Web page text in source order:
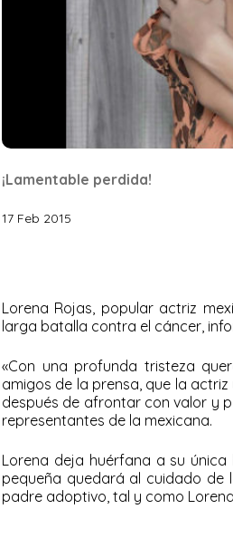
¡Lamentable perdida!
17 Feb 2015
Lorena Rojas, popular actriz
larga batalla contra el cáncer,
«Con una profunda tristeza
amigos de la prensa, que la
después de afrontar con valor y
representantes de la mexicana.
Lorena deja huérfana a su única
pequeña quedará al cuidado de
padre adoptivo, tal y como